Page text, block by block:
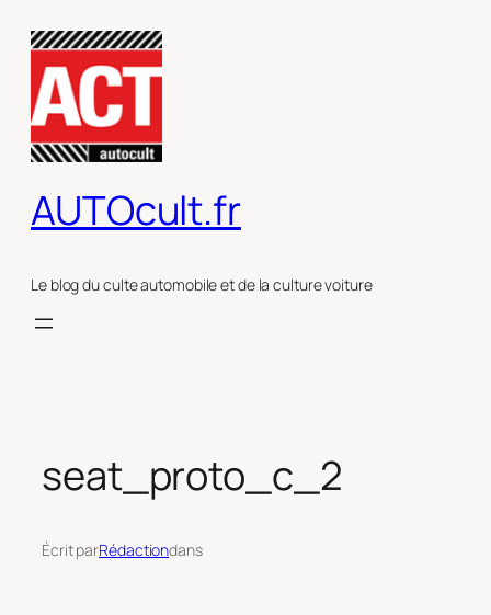
contenu
AUTOcult.fr
Le blog du culte automobile et de la culture voiture
seat_proto_c_2
Écrit parRédactiondans